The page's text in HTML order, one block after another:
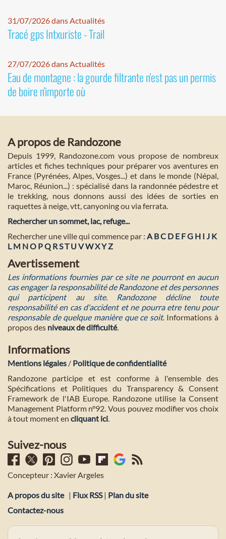
31/07/2026 dans Actualités
Tracé gps Intxuriste - Trail
27/07/2026 dans Actualités
Eau de montagne : la gourde filtrante n'est pas un permis
de boire n'importe où
A propos de Randozone
Depuis 1999, Randozone.com vous propose de nombreux
articles et fiches techniques pour préparer vos aventures en
France (Pyrénées, Alpes, Vosges...) et dans le monde (Népal,
Maroc, Réunion...) : spécialisé dans la randonnée pédestre et
le trekking, nous donnons aussi des idées de sorties en
raquettes à neige, vtt, canyoning ou via ferrata.
Rechercher un sommet, lac, refuge...
Rechercher une ville qui commence par : A BC D E FG H I J K
L M NO PQ RST U VWXYZ
Avertissement
Les informations fournies par ce site ne pourront en aucun
cas engager la responsabilité de Randozone et des personnes
qui participent au site. Randozone décline toute
responsabilité en cas d'accident et ne pourra etre tenu pour
responsable de quelque manière que ce soit. Informations à
propos des niveaux de difficulté.
Informations
Mentions légales / Politique de confidentialité
Randozone participe et est conforme à l'ensemble des
Spécifications et Politiques du Transparency & Consent
Framework de l'IAB Europe. Randozone utilise la Consent
Management Platform n°92. Vous pouvez modifier vos choix
à tout moment en cliquant ici.
Suivez-nous
Concepteur : Xavier Argeles
A propos du site | Flux RSS| Plan du site
Contactez-nous